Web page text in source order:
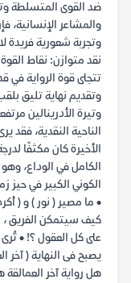
ضد القوى المتسلطة
والمشاعر الإنسانية،
وتجربة شعورية فريدة
نقد متوازن: نقاط
تتجلى قوة الرواية في
وتقديم نهاية تليق
وتيرة الأدرينالين
الناحية النقدية، فقد
الأخيرة كان مكثفًا
الكامل في الوداع،
الكوني الكبير في حيز
• ما مصير ( نور ) و (
كيف سيتمكن الفريق ،
على كل العقول ؟! •
يصبح فى النهاية ( آخر
هل رواية آخر